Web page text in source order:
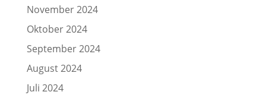
November 2024
Oktober 2024
September 2024
August 2024
Juli 2024